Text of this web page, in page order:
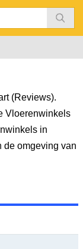
(Reviews).
Vloerenwinkels
in
de omgeving van